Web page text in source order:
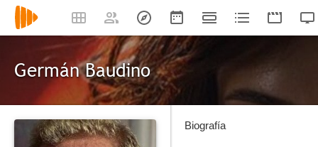
Germán Baudino
Biografía